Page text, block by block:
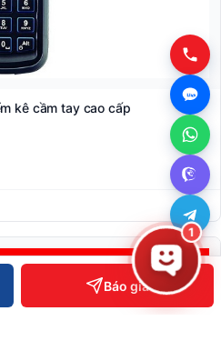
Báo giá
kê cầm tay cao cấp
1